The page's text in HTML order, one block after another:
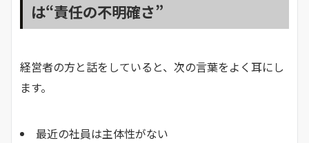
は“責任の不明確さ”
経営者の方と話をしていると、次の言葉をよく耳にし
ます。
最近の社員は主体性がない